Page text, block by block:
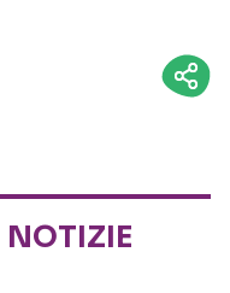
NOTIZIE